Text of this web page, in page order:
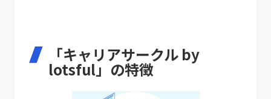
「キャリアサークル by
lotsful」の特徴